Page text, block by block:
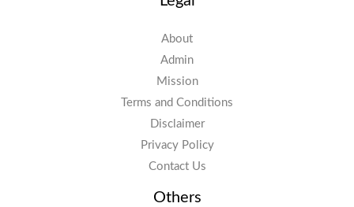
About
Admin
Mission
Terms and Conditions
Disclaimer
Privacy Policy
Contact Us
Others